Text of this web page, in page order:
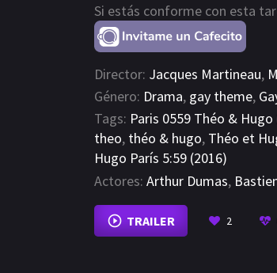
Si estás conforme con esta
Director: Jacques Martineau,
Género: Drama, gay theme,
Tags: Paris 0559 Théo & Hugo
theo, théo & hugo, Théo et
Hugo París 5:59 (2016)
Actores: Arthur Dumas,
TRAILER 2